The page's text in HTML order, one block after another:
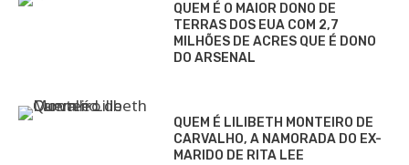
QUEM É O MAIOR DONO DE
TERRAS DOS EUA COM 2,7
MILHÕES DE ACRES QUE É DONO
DO ARSENAL
QUEM É LILIBETH MONTEIRO DE
CARVALHO, A NAMORADA DO EX-
MARIDO DE RITA LEE